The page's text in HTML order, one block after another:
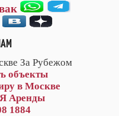
За Рубежом
объекты
в Москве
Аренды
1884